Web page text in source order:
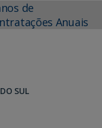
de
Anuais
SUL